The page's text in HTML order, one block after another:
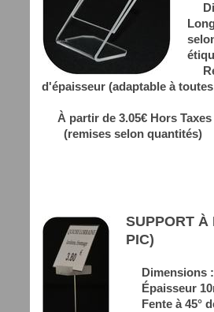
d'épaisseur (adaptable à
À partir de 3.05€ Hors
(remises selon quantités)
SUPPORT À
PIC)
Dimensions :
Épaisseur
Fente à 45°